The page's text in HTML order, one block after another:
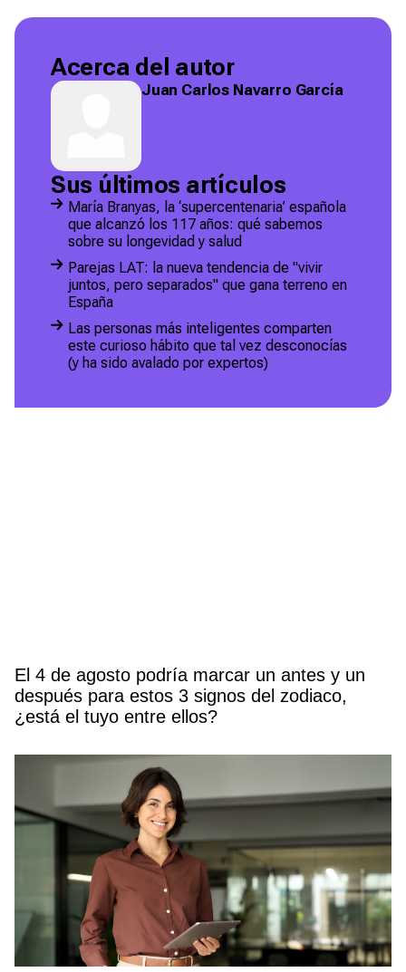
Acerca del autor
Juan Carlos Navarro García
Sus últimos artículos
María Branyas, la ‘supercentenaria’ española
que alcanzó los 117 años: qué sabemos
sobre su longevidad y salud
Parejas LAT: la nueva tendencia de "vivir
juntos, pero separados" que gana terreno en
España
Las personas más inteligentes comparten
este curioso hábito que tal vez desconocías
(y ha sido avalado por expertos)
El 4 de agosto podría marcar un antes y un
después para estos 3 signos del zodiaco,
¿está el tuyo entre ellos?